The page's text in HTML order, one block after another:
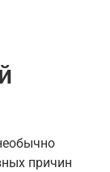
причин